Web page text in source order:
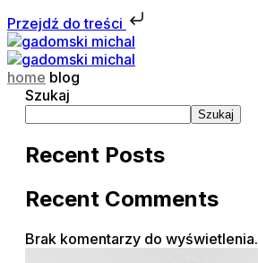
Przejdź do treści
home blog
Szukaj
Szukaj
Recent Posts
Recent Comments
Brak komentarzy do wyświetlenia.